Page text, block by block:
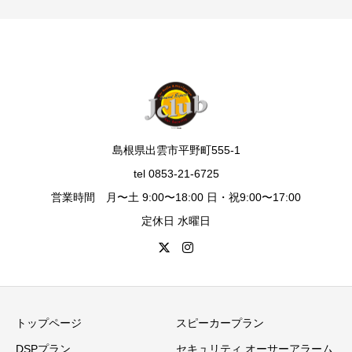
島根県出雲市平野町555-1
tel 0853-21-6725
営業時間 月〜土 9:00〜18:00 日・祝9:00〜17:00
定休日 水曜日
トップページ スピーカープラン
DSPプラン セキュリティ オーサーアラーム